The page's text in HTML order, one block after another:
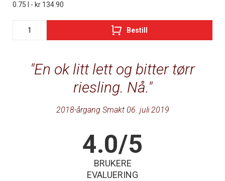
En ok litt lett og bitter tørr
riesling. Nå.
2018-årgang Smakt 06. juli 2019
4.0/5
BRUKERE
EVALUERING
0.75 l - kr 134.90
Bestill